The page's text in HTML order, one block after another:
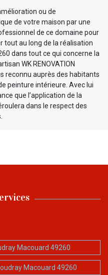
ou de
de votre maison par une
de ce domaine pour
tout au long de la réalisation
dans tout ce qui concerne la
WK RENOVATION
reconnu auprès des habitants
peinture intérieure. Avec lui
que l’application de la
dans le respect des
Macouard 49260
Macouard 49260